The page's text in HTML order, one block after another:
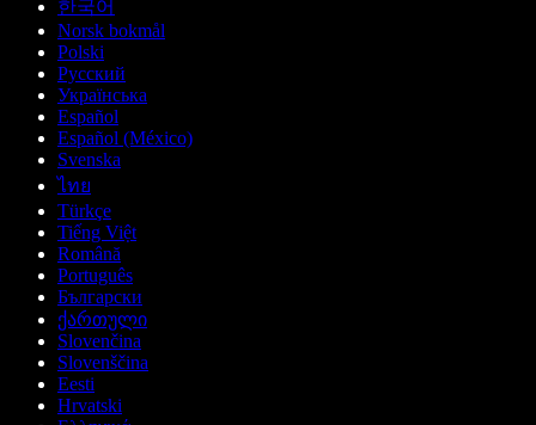
한국어
Norsk bokmål
Polski
Русский
Українська
Español
Español (México)
Svenska
ไทย
Türkçe
Tiếng Việt
Română
Português
Български
ქართული
Slovenčina
Slovenščina
Eesti
Hrvatski